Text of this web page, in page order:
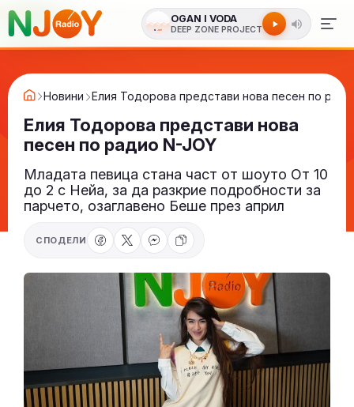
OGAN I VODA
DEEP ZONE PROJECT
Новини Елия Тодорова представи нова песен по
Елия Тодорова представи нова
песен по радио N-JOY
Младата певица стана част от шоуто От 10
до 2 с Нейа, за да разкрие подробности за
парчето, озаглавено Беше през април
СПОДЕЛИ